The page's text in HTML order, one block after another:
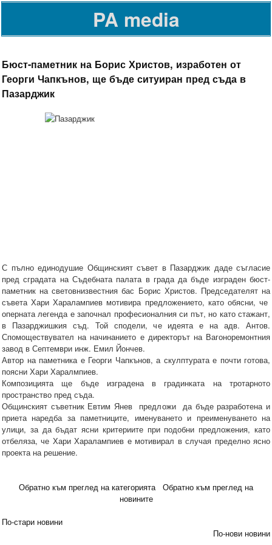
PA media
Бюст-паметник на Борис Христов, изработен от
Георги Чапкънов, ще бъде ситуиран пред съда в
Пазарджик
С пълно единодушие Общинският съвет в Пазарджик даде съгласие
пред сградата на Съдебната палата в града да бъде изграден бюст-
паметник на световнизвестния бас Борис Христов. Председателят на
съвета Хари Харалампиев мотивира предложението, като обясни, че
оперната легенда е започнал професионалния си път, но като стажант,
в Пазарджишкия съд. Той сподели, че идеята е на адв. Антов.
Спомоществувател на начинанието е директорът на Вагоноремонтния
завод в Септември инж. Емил Йончев.
Автор на паметника е Георги Чапкънов, а скулптурата е почти готова,
поясни Хари Харалмпиев.
Композицията ще бъде изградена в градинката на тротарното
пространство пред съда.
Общинският съветник Евтим Янев предложи да бъде разработена и
приета наредба за паметниците, именуването и преименуването на
улици, за да бъдат ясни критериите при подобни предложения, като
отбеляза, че Хари Харалампиев е мотивирал в случая пределно ясно
проекта на решение.
Обратно към преглед на категорията
Обратно към преглед на
новините
По-стари новини
По-нови новини